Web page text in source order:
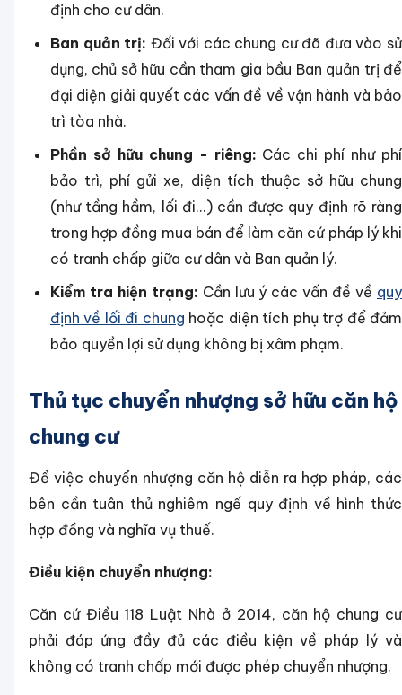
định cho cư dân.
Ban quản trị: Đối với các chung cư đã đưa vào sử
dụng, chủ sở hữu cần tham gia bầu Ban quản trị để
đại diện giải quyết các vấn đề về vận hành và bảo
trì tòa nhà.
Phần sở hữu chung - riêng: Các chi phí như phí
bảo trì, phí gửi xe, diện tích thuộc sở hữu chung
(như tầng hầm, lối đi...) cần được quy định rõ ràng
trong hợp đồng mua bán để làm căn cứ pháp lý khi
có tranh chấp giữa cư dân và Ban quản lý.
Kiểm tra hiện trạng: Cần lưu ý các vấn đề về quy
định về lối đi chung hoặc diện tích phụ trợ để đảm
bảo quyền lợi sử dụng không bị xâm phạm.
Thủ tục chuyển nhượng sở hữu căn hộ
chung cư
Để việc chuyển nhượng căn hộ diễn ra hợp pháp, các
bên cần tuân thủ nghiêm ngế quy định về hình thức
hợp đồng và nghĩa vụ thuế.
Điều kiện chuyển nhượng:
Căn cứ Điều 118 Luật Nhà ở 2014, căn hộ chung cư
phải đáp ứng đầy đủ các điều kiện về pháp lý và
không có tranh chấp mới được phép chuyển nhượng.